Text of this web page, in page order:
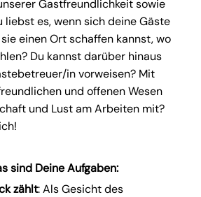
Gastfreundlichkeit sowie
liebst es, wenn sich deine Gäste
einen Ort schaffen kannst, wo
Du kannst darüber hinaus
in vorweisen? Mit
und offenen Wesen
und Lust am Arbeiten mit?
sind Deine Aufgaben:
zählt: Als Gesicht des